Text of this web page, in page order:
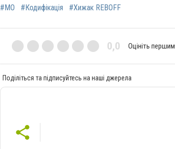
#МО #Кодифікація #Хижак REBOFF
0,0 Оцініть першим
Поділіться та підписуйтесь на наші джерела